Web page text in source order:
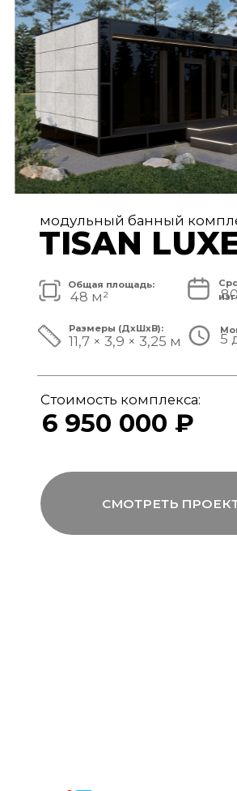
АРХИТЕКТУРА И ЭКСТЕРЬЕР
Мы совмещаем скорость модульной
сборки с технологиями капитального
строительства, включая использование
бетона, керамогранита и премиального
инженерного оборудования